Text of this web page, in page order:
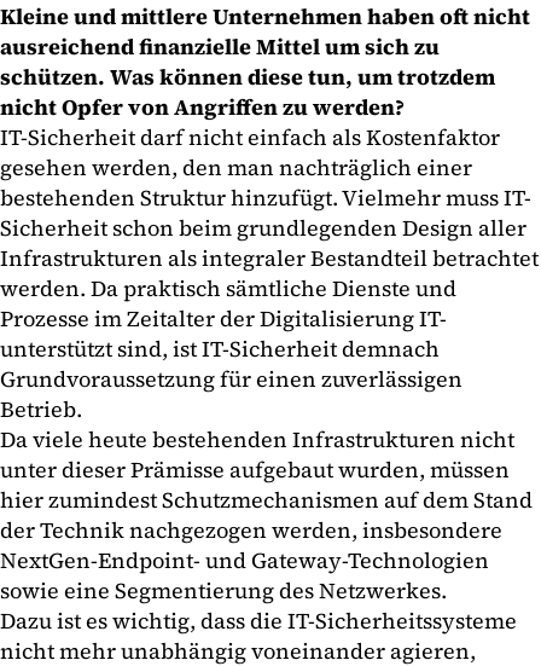
Kleine und mittlere Unternehmen haben oft nicht
ausreichend finanzielle Mittel um sich zu
schützen. Was können diese tun, um trotzdem
nicht Opfer von Angriffen zu werden?
IT-Sicherheit darf nicht einfach als Kostenfaktor
gesehen werden, den man nachträglich einer
bestehenden Struktur hinzufügt. Vielmehr muss IT-
Sicherheit schon beim grundlegenden Design aller
Infrastrukturen als integraler Bestandteil betrachtet
werden. Da praktisch sämtliche Dienste und
Prozesse im Zeitalter der Digitalisierung IT-
unterstützt sind, ist IT-Sicherheit demnach
Grundvoraussetzung für einen zuverlässigen
Betrieb.
Da viele heute bestehenden Infrastrukturen nicht
unter dieser Prämisse aufgebaut wurden, müssen
hier zumindest Schutzmechanismen auf dem Stand
der Technik nachgezogen werden, insbesondere
NextGen-Endpoint- und Gateway-Technologien
sowie eine Segmentierung des Netzwerkes.
Dazu ist es wichtig, dass die IT-Sicherheitssysteme
nicht mehr unabhängig voneinander agieren,